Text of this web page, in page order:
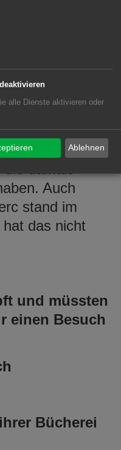
kommt aus
hat sich
nun werden
Auch
stand im
das nicht
und müssten
einen Besuch
Bücherei
alle Dienste aktivieren oder
Ablehnen